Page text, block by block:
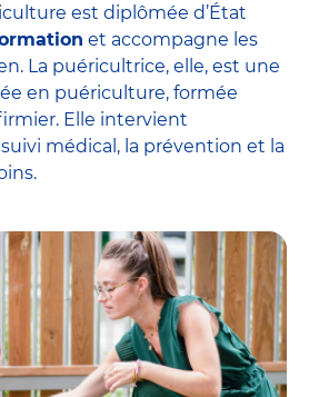
est diplômée d’État
et accompagne les
La puéricultrice, elle, est une
en puériculture, formée
Elle intervient
médical, la prévention et la